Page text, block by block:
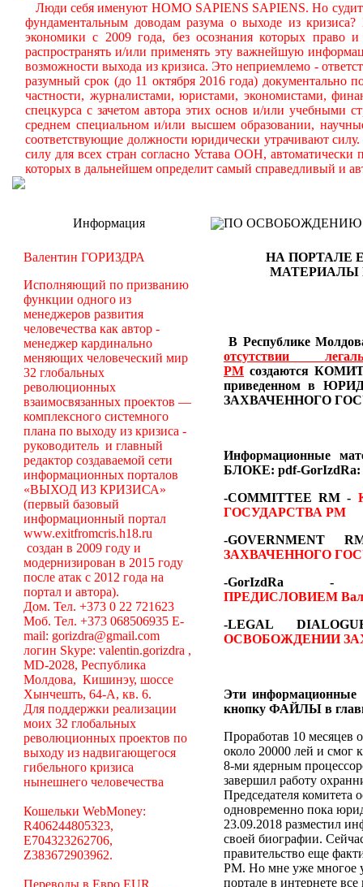
Люди себя именуют HOMO SAPIENS SAPIENS. Но
фундаментальным доводам разума о выходе из
экономики с 2009 года, без осознания которых право
распространять и/или применять эту важнейшую
возможности выхода из кризиса. Это неприемлемо -
разумный срок (до 11 октября 2016 года)
частности, журналистами, юристами, экономистами,
спецкурса с зачетом автора этих основ и/или учебными
среднем специальном и/или высшем образовании,
соответствующие должности юридически утрачивают
силу для всех стран согласно Устава ООН,
которых в дальнейшем определит самый справедливый и
Информация
Валентин ГОРИЗДРА
Исполняющий по призванию
функции одного из
менеджеров развития
человечества как автор -
менеджер кардинально
меняющих человеческий мир
32 глобальных
революционных
взаимосвязанных проектов —
комплексного системного
плана по выходу из кризиса -
руководитель и главный
редактор создаваемой сети
информационных порталов
«ВЫХОД ИЗ КРИЗИСА»
(первый базовый
информационный портал
www.exitfromcris.h18.ru
создан в 2009 году и
модернизирован в 2015 году
после атак с 2012 года на
портал и автора).
Дом. Тел. +373 0 22 721623
Моб. Тел. +373 068506935 E-
mail: gorizdra@gmail.com
логин Skype: valentin.gorizdra ,
MD-2028, Республика
Молдова, Кишинэу, шоссе
Хынчешть, 64-А, кв. 6.
Для поддержки реализации
моих 32 глобальных
революционных проектов по
выходу из надвигающегося
гибельного кризиса
нынешнего человечества
Кошельки WebMoney:
R406244805323,
E704323262706,
Z383672903962.
Переводы в Евро EUR
ПО ОСВОБОЖДЕНИЮ
НА ПОРТАЛЕ
МАТЕРИАЛЫ
В Республике
отсутствии
РМ создаются
приведенном в
ЗАХВАЧЕННОГО
Информационные
БЛОКЕ: pdf-GorIzdRa:
-COMMITTEE RM -
ГОСУДАРСТВА РМ
-
ЗАХВАЧЕННОГО
-
ПРЕДИСЛОВИЕМ
-LEGAL
ОСВОБОЖДЕНИИ
Эти информационные
кнопку ФАЙЛЫ в
Проработав 10 месяцев
около 20000 лей и смог
8-ми ядерным
завершил работу
Председателя комитета
одновременно пока
23.09.2018 разместил
своей биографии.
правительство еще
РМ. Но мне уже многое
портале в интернете